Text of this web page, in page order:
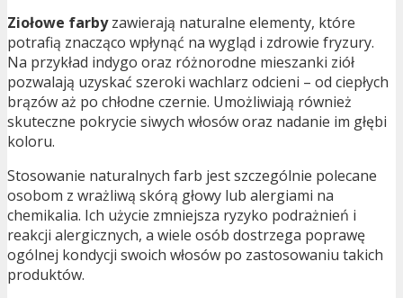
Ziołowe farbyzawierają naturalne elementy, które
potrafią znacząco wpłynąć na wygląd i zdrowie fryzury.
Na przykład indygo oraz różnorodne mieszanki ziół
pozwalają uzyskać szeroki wachlarz odcieni – od ciepłych
brązów aż po chłodne czernie. Umożliwiają również
skuteczne pokrycie siwych włosów oraz nadanie im głębi
koloru.
Stosowanie naturalnych farb jest szczególnie polecane
osobom z wrażliwą skórą głowy lub alergiami na
chemikalia. Ich użycie zmniejsza ryzyko podrażnień i
reakcji alergicznych, a wiele osób dostrzega poprawę
ogólnej kondycji swoich włosów po zastosowaniu takich
produktów.